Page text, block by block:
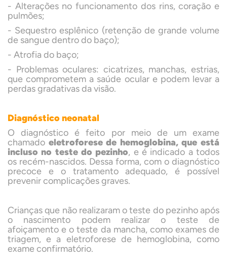
- Alterações no funcionamento dos rins, coração e
pulmões;
- Sequestro esplênico (retenção de grande volume
de sangue dentro do baço);
- Atrofia do baço;
- Problemas oculares: cicatrizes, manchas, estrias,
que comprometem a saúde ocular e podem levar a
perdas gradativas da visão.
Diagnóstico neonatal
O diagnóstico é feito por meio de um exame
chamado eletroforese de hemoglobina, que está
incluso no teste do pezinho, e é indicado a todos
os recém-nascidos. Dessa forma, com o diagnóstico
precoce e o tratamento adequado, é possível
prevenir complicações graves.
Crianças que não realizaram o teste do pezinho após
o nascimento podem realizar o teste de
afoiçamento e o teste da mancha, como exames de
triagem, e a eletroforese de hemoglobina, como
exame confirmatório.